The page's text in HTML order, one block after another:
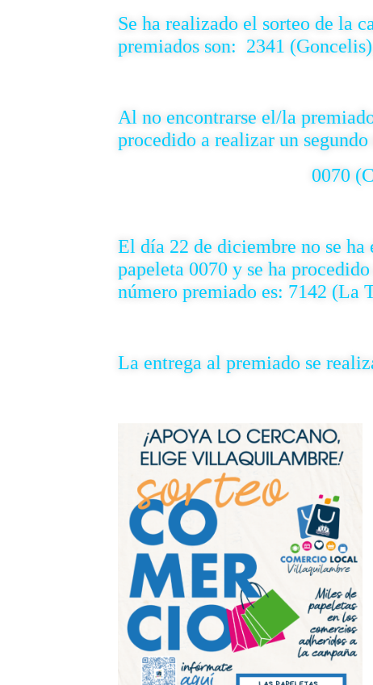
Se ha realizado el sorteo de la
premiados son: 2341
Al no encontrarse el/la
procedido a realizar un segundo
0070 (Clínica
El día 22 de diciembre no se
papeleta 0070 y se ha
número premiado es: 7142 (La
La entrega al premiado se realiz